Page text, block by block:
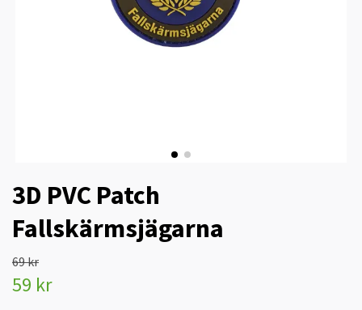
3D PVC Patch
Fallskärmsjägarna
69 kr
59 kr